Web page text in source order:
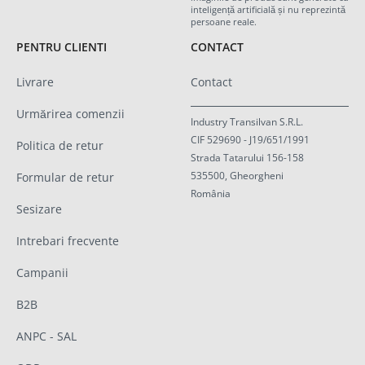
inteligență artificială și nu reprezintă
persoane reale.
PENTRU CLIENTI
Livrare
Urmărirea comenzii
Politica de retur
Formular de retur
Sesizare
Intrebari frecvente
Campanii
B2B
ANPC - SAL
CONTACT
Contact
Industry Transilvan S.R.L.
CIF 529690 - J19/651/1991
Strada Tatarului 156-158
535500, Gheorgheni
România